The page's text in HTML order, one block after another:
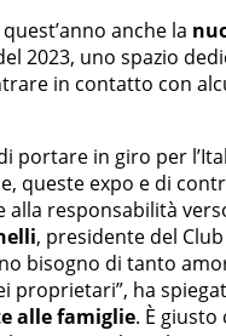
anche la
2023, uno spazio
in contatto con
portare in giro per
queste expo e di
alla responsabilità
, presidente del
bisogno di tanto
proprietari”, ha
alle famiglie. È